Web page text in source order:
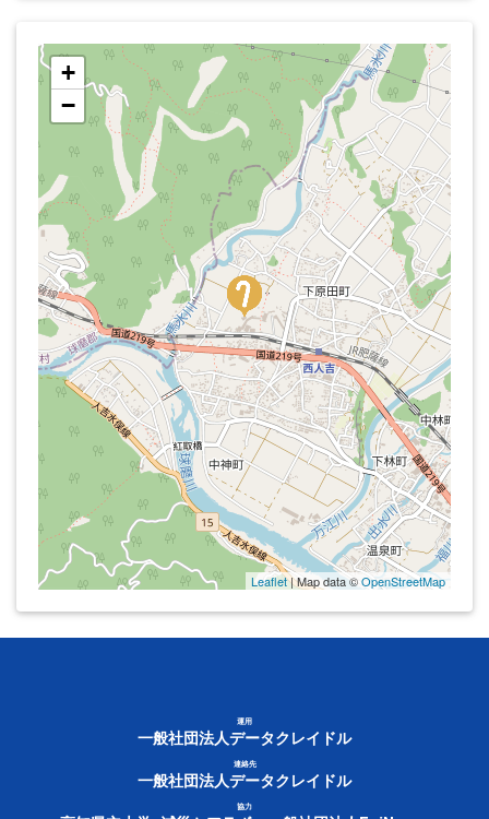
+
−
Leaflet| Map data ©OpenStreetMap
運用
一般社団法人データクレイドル
連絡先
一般社団法人データクレイドル
協力